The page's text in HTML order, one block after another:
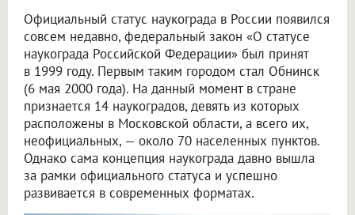
Официальный статус наукограда в России появился
совсем недавно, федеральный закон «О статусе
наукограда Российской Федерации» был принят
в 1999 году. Первым таким городом стал Обнинск
(6 мая 2000 года). На данный момент в стране
признается 14 наукоградов, девять из которых
расположены в Московской области, а всего их,
неофициальных, — около 70 населенных пунктов.
Однако сама концепция наукограда давно вышла
за рамки официального статуса и успешно
развивается в современных форматах.